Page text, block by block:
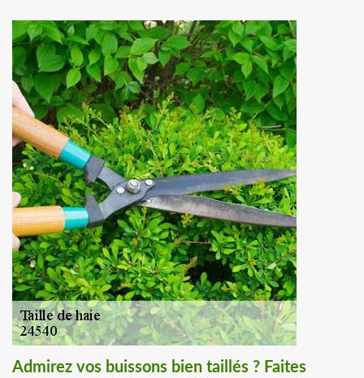
Admirez vos buissons bien taillés ? Faites